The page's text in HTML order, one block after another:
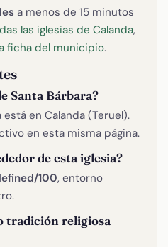
a menos de 15 minutos
las iglesias de Calanda,
ficha del municipio.
Santa Bárbara?
en Calanda (Teruel).
en esta misma página.
de esta iglesia?
100, entorno
tradición religiosa